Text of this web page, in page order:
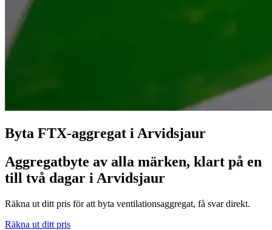
Byta FTX-aggregat i Arvidsjaur
Aggregatbyte av alla märken, klart på en
till två dagar i Arvidsjaur
Räkna ut ditt pris för att byta ventilationsaggregat, få svar direkt.
Räkna ut ditt pris